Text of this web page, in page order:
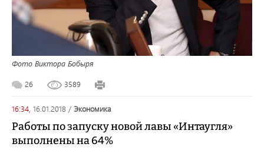
Фото Виктора Бобыря
26 3589
16:34, 16.01.2018 / экономика
Работы по запуску новой лавы «Интаугля»
выполнены на 64%